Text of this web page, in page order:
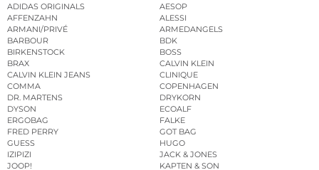
ADIDAS ORIGINALS
AESOP
AFFENZAHN
ALESSI
ARMANI/PRIVÉ
ARMEDANGELS
BARBOUR
BDK
BIRKENSTOCK
BOSS
BRAX
CALVIN KLEIN
CALVIN KLEIN JEANS
CLINIQUE
COMMA
COPENHAGEN
DR. MARTENS
DRYKORN
DYSON
ECOALF
ERGOBAG
FALKE
FRED PERRY
GOT BAG
GUESS
HUGO
IZIPIZI
JACK & JONES
JOOP!
KAPTEN & SON